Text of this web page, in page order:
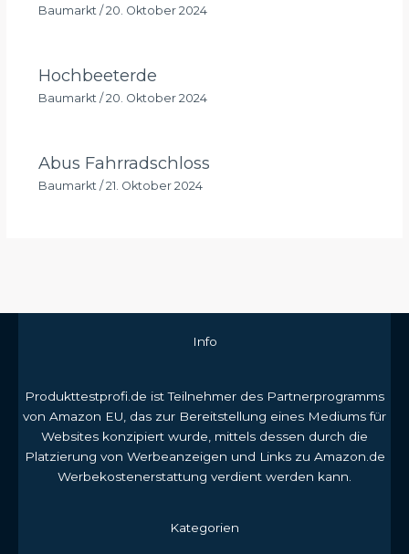
Baumarkt/ 20. Oktober 2024
Hochbeeterde
Baumarkt/ 20. Oktober 2024
Abus Fahrradschloss
Baumarkt / 21. Oktober 2024
Info
Produkttestprofi.de ist Teilnehmer des Partnerprogramms
von Amazon EU, das zur Bereitstellung eines Mediums für
Websites konzipiert wurde, mittels dessen durch die
Platzierung von Werbeanzeigen und Links zu Amazon.de
Werbekostenerstattung verdient werden kann.
Kategorien